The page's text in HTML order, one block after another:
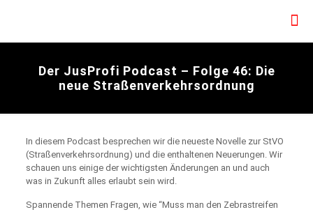
Der JusProfi Podcast – Folge 46: Die
neue Straßenverkehrsordnung
In diesem Podcast besprechen wir die neueste Novelle zur StVO
(Straßenverkehrsordnung) und die enthaltenen Neuerungen. Wir
schauen uns einige der wichtigsten Änderungen an und auch
was in Zukunft alles erlaubt sein wird.
Spannende Themen Fragen, wie “Muss man den Zebrastreifen